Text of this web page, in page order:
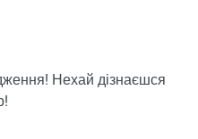
Нехай дізнаєшся